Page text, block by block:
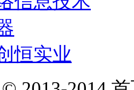
恒实业